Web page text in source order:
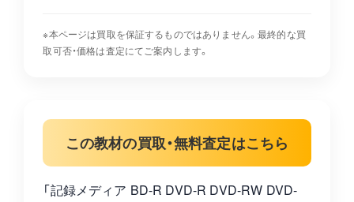
※本ページは買取を保証するものではありません。最終的な買
取可否・価格は査定にてご案内します。
この教材の買取・無料査定はこちら
「記録メディア BD-R DVD-R DVD-RW DVD-